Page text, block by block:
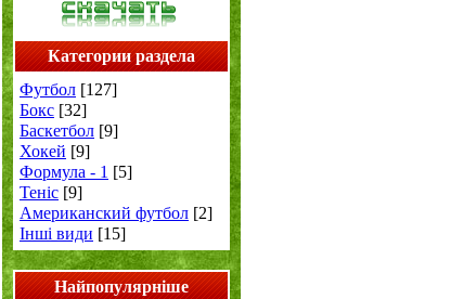
Категории раздела
Футбол [127]
Бокс [32]
Баскетбол [9]
Хокей [9]
Формула - 1 [5]
Теніс [9]
Американский футбол [2]
Інші види [15]
Найпопулярніше